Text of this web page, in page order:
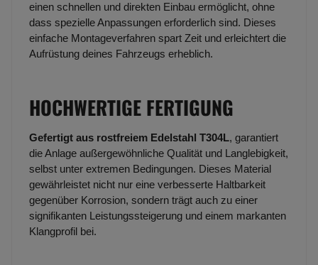
einen schnellen und direkten Einbau ermöglicht, ohne
dass spezielle Anpassungen erforderlich sind. Dieses
einfache Montageverfahren spart Zeit und erleichtert die
Aufrüstung deines Fahrzeugs erheblich.
HOCHWERTIGE FERTIGUNG
Gefertigt aus rostfreiem Edelstahl T304L, garantiert
die Anlage außergewöhnliche Qualität und Langlebigkeit,
selbst unter extremen Bedingungen. Dieses Material
gewährleistet nicht nur eine verbesserte Haltbarkeit
gegenüber Korrosion, sondern trägt auch zu einer
signifikanten Leistungssteigerung und einem markanten
Klangprofil bei.